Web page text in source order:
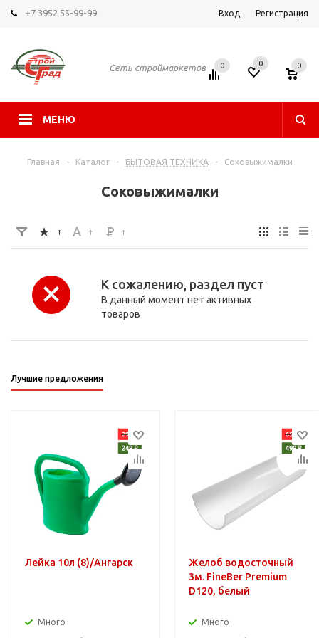
+7 3952 55-99-99 Вход Регистрация
Сеть строймаркетов
МЕНЮ
0 0 0
Главная - Каталог - БЫТОВАЯ ТЕХНИКА - Соковыжималки
Соковыжималки
К сожалению, раздел пуст
В данный момент нет активных
товаров
Лучшие предложения
Лейка 10л (8)/Ангарск
Много
Желоб водосточный
3м. FineBer Premium
D120, белый
Много